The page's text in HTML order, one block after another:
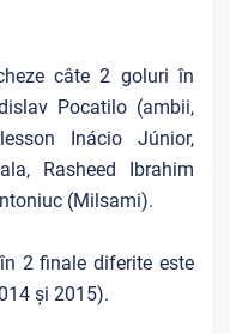
câte 2 goluri în
Pocatilo (ambii,
Inácio Júnior,
Rasheed Ibrahim
(Milsami).
2 finale diferite este
și 2015).